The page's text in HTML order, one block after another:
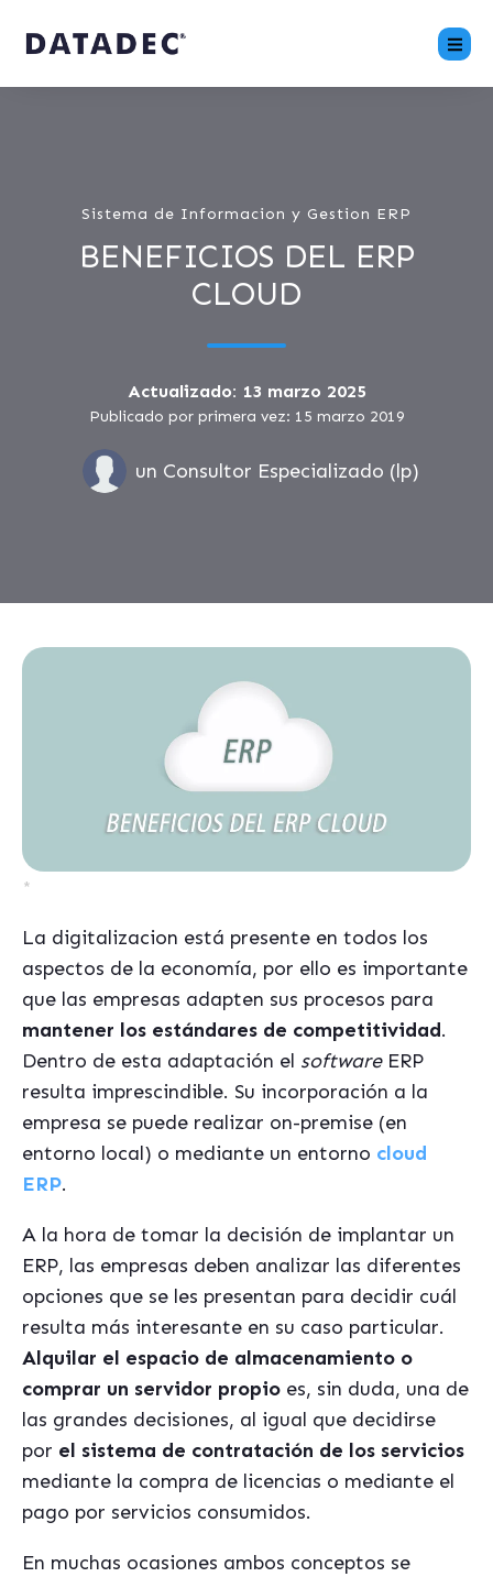
Sistema de Informacion y Gestion ERP
BENEFICIOS DEL ERP
CLOUD
Actualizado: 13 marzo 2025
Publicado por primera vez: 15 marzo 2019
un Consultor Especializado (lp)
*
La digitalizacion está presente en todos los
aspectos de la economía, por ello es importante
que las empresas adapten sus procesos para
mantener los estándares de competitividad.
Dentro de esta adaptación el softwareERP
resulta imprescindible. Su incorporación a la
empresa se puede realizar on-premise (en
entorno local) o mediante un entorno cloud
ERP.
A la hora de tomar la decisión de implantar un
ERP, las empresas deben analizar las diferentes
opciones que se les presentan para decidir cuál
resulta más interesante en su caso particular.
Alquilar el espacio de almacenamiento o
comprar un servidor propio es, sin duda, una de
las grandes decisiones, al igual que decidirse
por el sistema de contratación de los servicios
mediante la compra de licencias o mediante el
pago por servicios consumidos.
En muchas ocasiones ambos conceptos se